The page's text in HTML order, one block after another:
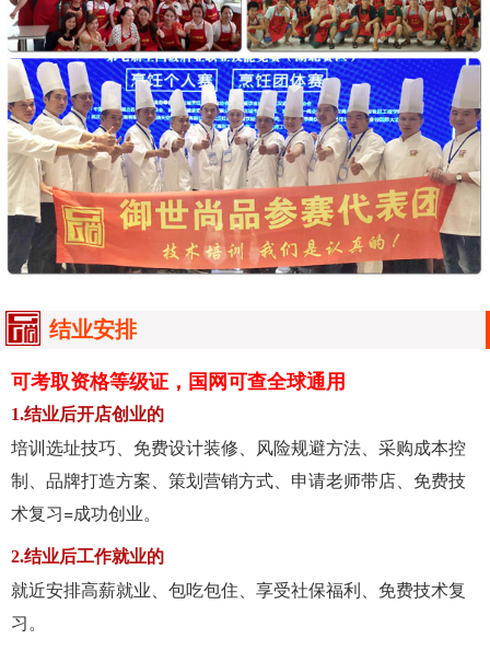
结业安排
可考取资格等级证，国网可查全球通用
1.结业后开店创业的
培训选址技巧、免费设计装修、风险规避方法、采购成本控
制、品牌打造方案、策划营销方式、申请老师带店、免费技
术复习=成功创业。
2.结业后工作就业的
就近安排高薪就业、包吃包住、享受社保福利、免费技术复
习。